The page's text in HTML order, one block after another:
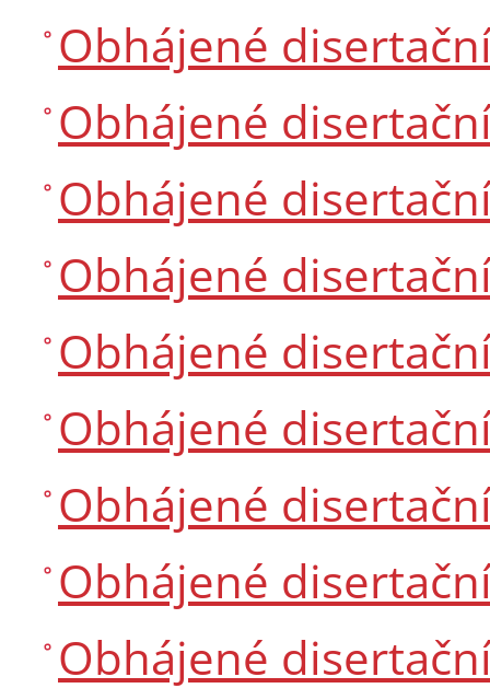
Obhájené
Obhájené
Obhájené
Obhájené
Obhájené
Obhájené
Obhájené
Obhájené
Obhájené